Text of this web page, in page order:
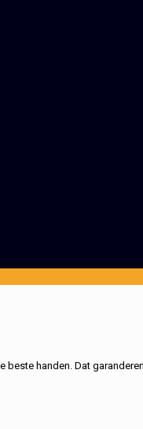
beste handen. Dat